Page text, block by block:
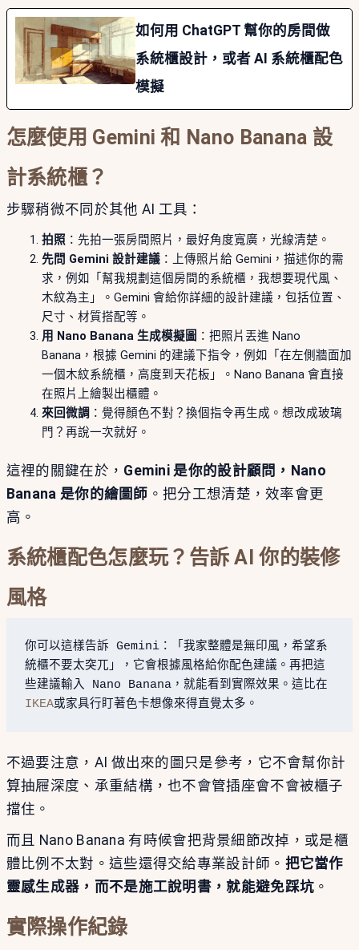
如何用 ChatGPT 幫你的房間做
系統櫃設計，或者 AI 系統櫃配色
模擬
怎麼使用 Gemini 和 Nano Banana 設
計系統櫃？
步驟稍微不同於其他 AI 工具：
拍照 ：先拍一張房間照片，最好角度寬廣，光線清楚。
先問 Gemini 設計建議：上傳照片給 Gemini，描述你的需
求，例如「幫我規劃這個房間的系統櫃，我想要現代風、
木紋為主」。Gemini 會給你詳細的設計建議，包括位置、
尺寸、材質搭配等。
用 Nano Banana 生成模擬圖 ：把照片丟進 Nano
Banana，根據 Gemini 的建議下指令，例如「在左側牆面加
一個木紋系統櫃，高度到天花板」。Nano Banana 會直接
在照片上繪製出櫃體。
來回微調 ：覺得顏色不對？換個指令再生成。想改成玻璃
門？再說一次就好。
這裡的關鍵在於， Gemini 是你的設計顧問，Nano
Banana 是你的繪圖師 。把分工想清楚，效率會更
高。
系統櫃配色怎麼玩？告訴 AI 你的裝修
風格
你可以這樣告訴 Gemini：「我家整體是無印風，希望系
統櫃不要太突兀」，它會根據風格給你配色建議。再把這
些建議輸入 Nano Banana，就能看到實際效果。這比在
IKEA或家具行盯著色卡想像來得直覺太多。
不過要注意，AI 做出來的圖只是參考，它不會幫你計
算抽屜深度、承重結構，也不會管插座會不會被櫃子
擋住。
而且 Nano Banana 有時候會把背景細節改掉，或是櫃
體比例不太對。這些還得交給專業設計師。 把它當作
靈感生成器，而不是施工說明書，就能避免踩坑 。
實際操作紀錄